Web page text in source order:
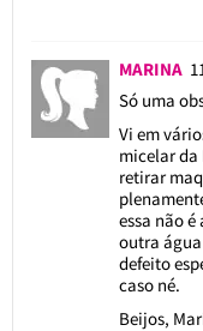
MARINA
Só uma
Vi em
micelar da
retirar
essa não
outra água
defeito
caso né.
Beijos,